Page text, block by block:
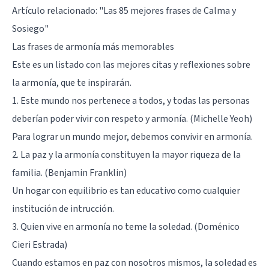
Artículo relacionado: "Las 85 mejores frases de Calma y
Sosiego"
Las frases de armonía más memorables
Este es un listado con las mejores citas y reflexiones sobre
la armonía, que te inspirarán.
1. Este mundo nos pertenece a todos, y todas las personas
deberían poder vivir con respeto y armonía. (Michelle Yeoh)
Para lograr un mundo mejor, debemos convivir en armonía.
2. La paz y la armonía constituyen la mayor riqueza de la
familia. (Benjamin Franklin)
Un hogar con equilibrio es tan educativo como cualquier
institución de intrucción.
3. Quien vive en armonía no teme la soledad. (Doménico
Cieri Estrada)
Cuando estamos en paz con nosotros mismos, la soledad es